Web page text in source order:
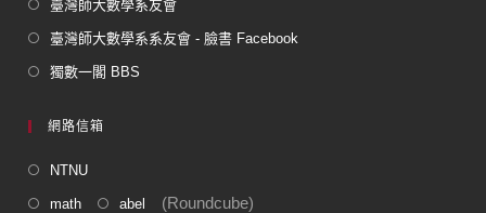
臺灣師大數學系友會
臺灣師大數學系系友會 - 臉書 Facebook
獨數一閣 BBS
網路信箱
NTNU
math abel (Roundcube)